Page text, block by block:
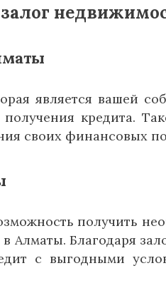
является вашей
кредита.
своих финансовых
получить
Алматы. Благодаря
с выгодными